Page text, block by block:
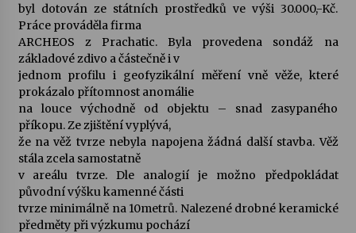
byl dotován ze státních prostředků ve výši 30.000,-Kč.
Práce prováděla firma
ARCHEOS z Prachatic. Byla provedena sondáž na
základové zdivo a částečně i v
jednom profilu i geofyzikální měření vně věže, které
prokázalo přítomnost anomálie
na louce východně od objektu – snad zasypaného
příkopu. Ze zjištění vyplývá,
že na věž tvrze nebyla napojena žádná další stavba. Věž
stála zcela samostatně
v areálu tvrze. Dle analogií je možno předpokládat
původní výšku kamenné části
tvrze minimálně na 10metrů. Nalezené drobné keramické
předměty při výzkumu pochází